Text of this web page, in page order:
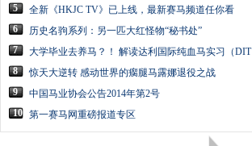
5
全新《HKJC TV》已上线，最新赛马频道任你看
6
历史名驹系列：另一匹大红怪物“秘书处”
7
大学毕业去养马？！ 解读达利国际纯血马实习（DIT
8
惊天大逆转 感动世界的瘸腿马露娜退役之战
9
中国马业协会公告2014年第2号
10 第一赛马网重磅报道专区